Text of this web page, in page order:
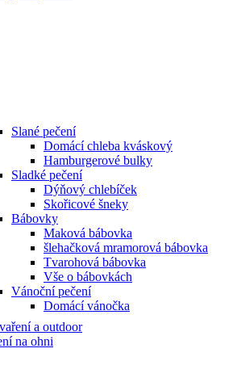
Slané pečení
Domácí chleba kváskový
Hamburgerové bulky
Sladké pečení
Dýňový chlebíček
Skořicové šneky
Bábovky
Maková bábovka
šlehačková mramorová bábovka
Tvarohová bábovka
Vše o bábovkách
Vánoční pečení
Domácí vánočka
a outdoor
na ohni